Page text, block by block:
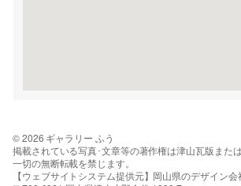
© 2026 ギャラリー ふう
掲載されている写真･文章等の著作権は津山瓦版また
一切の無断転載を禁じます。
【ウェブサイトシステム提供元】岡山県のデザイン